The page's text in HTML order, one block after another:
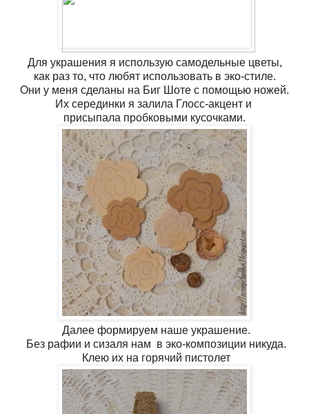
Для украшения я использую самодельные цветы,
как раз то, что любят использовать в эко-стиле.
Они у меня сделаны на Биг Шоте с помощью ножей.
Их серединки я залила Глосс-акцент и
присыпала пробковыми кусочками.
Далее формируем наше украшение.
Без рафии и сизаля нам в эко-композиции никуда.
Клею их на горячий пистолет